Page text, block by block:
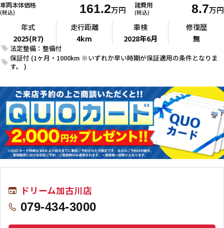
車両本体価格
(税込) 161.2万円 諸費用
(税込) 8.7万円
法定整備：整備付
保証付 (1ヶ月・1000km ※いずれか早い時期が保証適用の条件となりま
す。 )
年式
2025(R7)
走行距離
4km
車検
2028年6月
修復歴
無
ドリーム加古川店
079-434-3000